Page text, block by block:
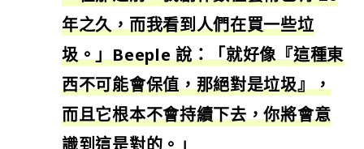
年之久，而我看到人們在買一些垃
圾。」Beeple 說：「就好像『這種東
西不可能會保值，那絕對是垃圾』，
而且它根本不會持續下去，你將會意